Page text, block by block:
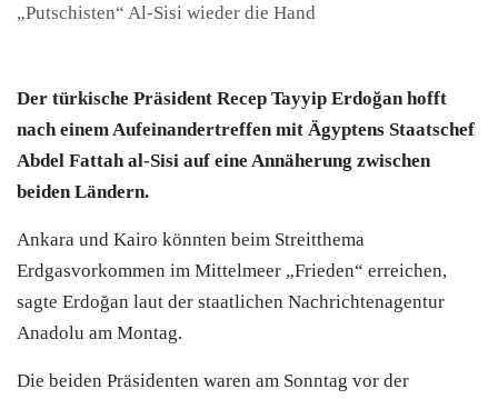
Der türkische Präsident Recep Tayyip Erdoğan hofft
nach einem Aufeinandertreffen mit Ägyptens Staatschef
Abdel Fattah al-Sisi auf eine Annäherung zwischen
beiden Ländern.
Ankara und Kairo könnten beim Streitthema
Erdgasvorkommen im Mittelmeer „Frieden“ erreichen,
sagte Erdoğan laut der staatlichen Nachrichtenagentur
Anadolu am Montag.
Die beiden Präsidenten waren am Sonntag vor der